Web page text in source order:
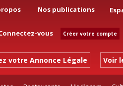
Nos publications
vous Créer votre compte
votre Annonce Légale Voir